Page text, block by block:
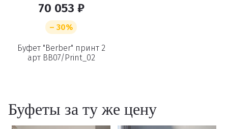
70 053 ₽
– 30%
Буфет "Berber" принт 2
арт BB07/Print_02
Буфеты за ту же цену